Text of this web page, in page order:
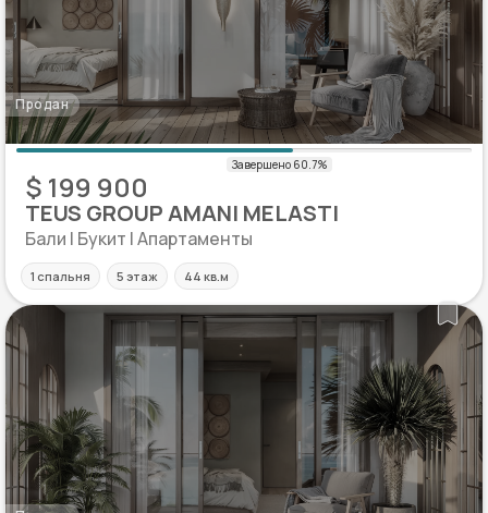
Продан
$ 199 900
TEUS GROUP AMANI MELASTI
Бали | Букит | Апартаменты
1 спальня 5 этаж 44 кв.м